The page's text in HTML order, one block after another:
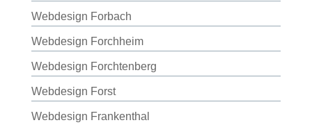
Webdesign Forbach
Webdesign Forchheim
Webdesign Forchtenberg
Webdesign Forst
Webdesign Frankenthal